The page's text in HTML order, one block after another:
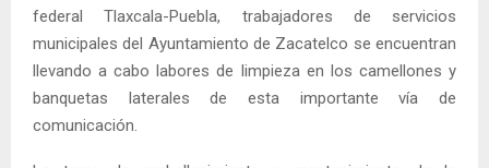
federal Tlaxcala-Puebla, trabajadores de servicios
municipales del Ayuntamiento de Zacatelco se encuentran
llevando a cabo labores de limpieza en los camellones y
banquetas laterales de esta importante vía de
comunicación.